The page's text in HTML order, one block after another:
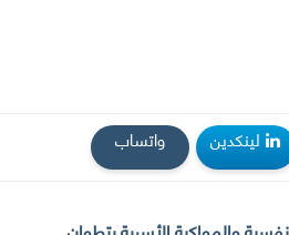
لينكدين واتساب